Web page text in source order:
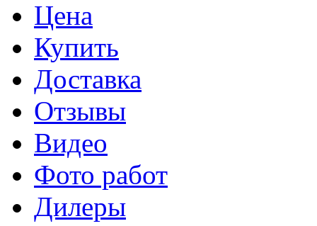
Цена
Купить
Доставка
Отзывы
Видео
Фото работ
Дилеры